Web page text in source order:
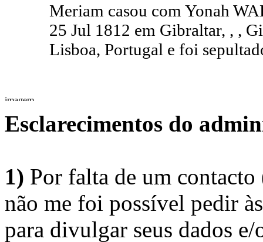
Meriam casou com Yonah
25 Jul 1812 em Gibraltar, , ,
Lisboa, Portugal e foi
Esclarecimentos do
1) Por falta de um
não me foi possível pedir
para divulgar seus dados